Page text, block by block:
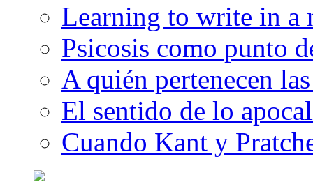
Learning to write in a
Psicosis como punto
A quién pertenecen
El sentido de lo
Cuando Kant y